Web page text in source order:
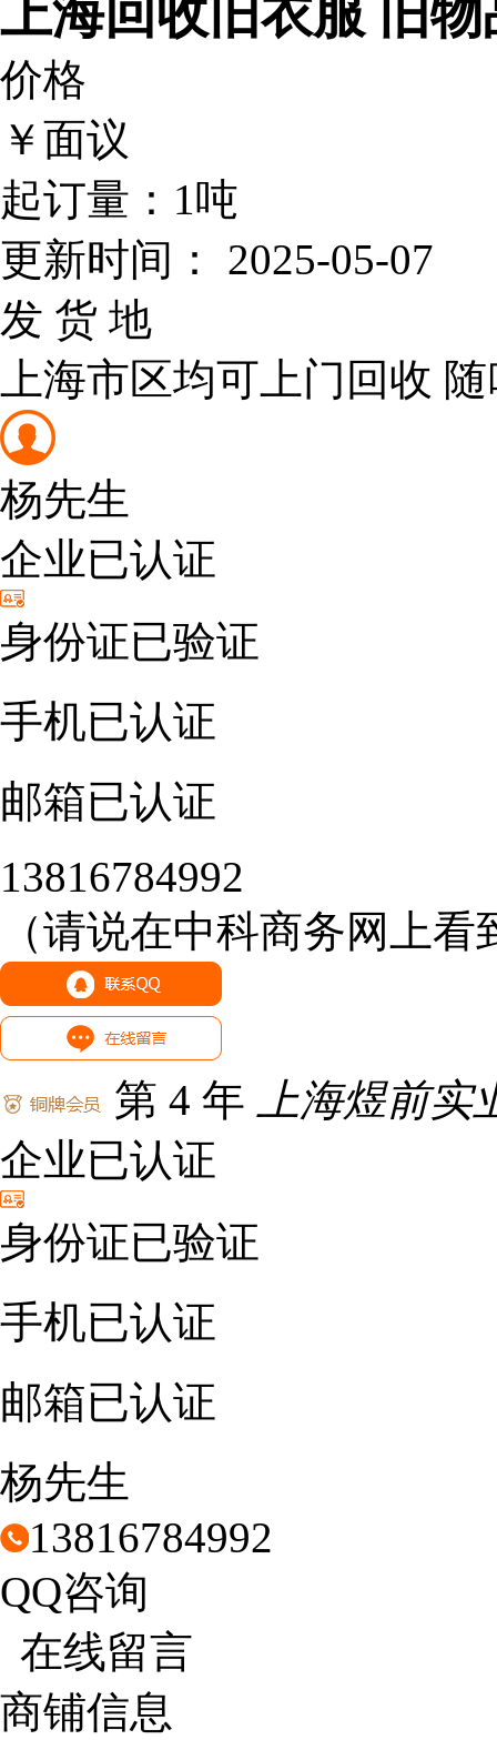
上海回收旧衣服 旧
价格
￥面议
起订量： 1吨
更新时间：
2025-05-07
发 货 地
上海市区均可上门回收
杨先生
企业已认证
身份证已验证
手机已认证
邮箱已认证
13816784992
（请说在中科商务网上看
第 4 年
上海煜前实
企业已认证
身份证已验证
手机已认证
邮箱已认证
杨先生
13816784992
QQ咨询
在线留言
商铺信息